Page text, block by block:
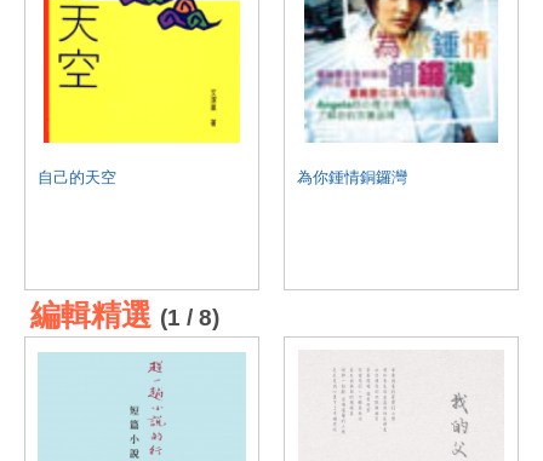
自己的天空 為你鍾情銅鑼灣
編輯精選 (1 / 8)